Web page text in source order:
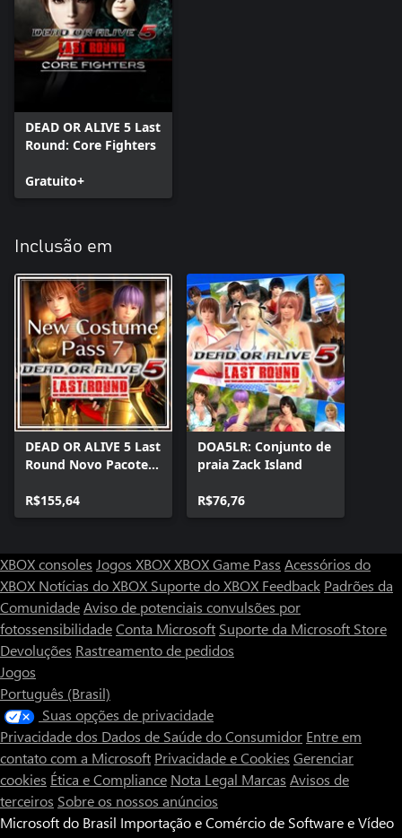
DEAD OR ALIVE 5 Last
Round: Core Fighters
Gratuito+
Inclusão em
DEAD OR ALIVE 5 Last
Round Novo Pacote
R$155,64
DOA5LR: Conjunto de
praia Zack Island
R$76,76
XBOX consoles Jogos XBOXXBOX Game Pass Acessórios do
XBOX Notícias do XBOX Suporte do XBOX Feedback Padrões da
ComunidadeAviso de potenciais convulsões por
fotossensibilidadeConta Microsoft Suporte da Microsoft Store
Devoluções Rastreamento de pedidos
Jogos
Português (Brasil)
Suas opções de privacidade
Privacidade dos Dados de Saúde do Consumidor Entre em
contato com a Microsoft Privacidade e Cookies Gerenciar
cookies Ética e Compliance Nota Legal Marcas Avisos de
terceiros Sobre os nossos anúncios
Microsoft do Brasil Importação e Comércio de Software e Vídeo